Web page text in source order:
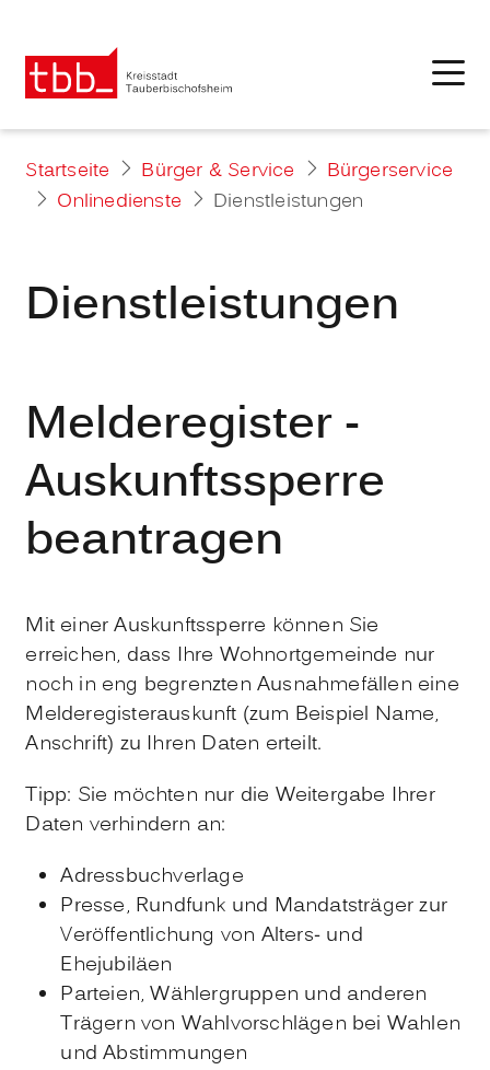
Startseite Bürger & Service
Bürgerservice
Onlinedienste
Dienstleistungen
Dienstleistungen
Melderegister -
Auskunftssperre
beantragen
Mit einer Auskunftssperre können Sie
erreichen, dass Ihre Wohnortgemeinde nur
noch in eng begrenzten Ausnahmefällen eine
Melderegisterauskunft (zum Beispiel Name,
Anschrift) zu Ihren Daten erteilt.
Tipp: Sie möchten nur die Weitergabe Ihrer
Daten verhindern an:
Adressbuchverlage
Presse, Rundfunk und Mandatsträger zur
Veröffentlichung von Alters- und
Ehejubiläen
Parteien, Wählergruppen und anderen
Trägern von Wahlvorschlägen bei Wahlen
und Abstimmungen